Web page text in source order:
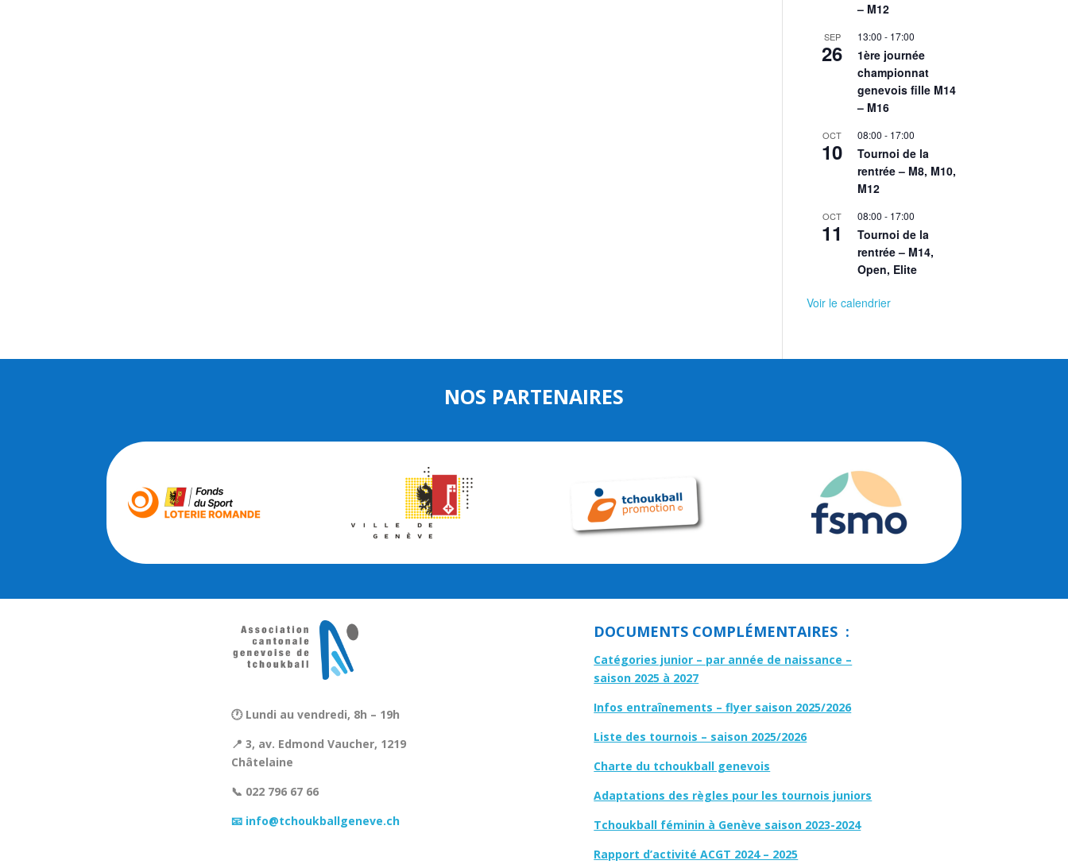
– M12
SEP
26
13:00 - 17:00
1ère journée
championnat
genevois fille M14
– M16
OCT
10
08:00 - 17:00
Tournoi de la
rentrée – M8, M10,
M12
OCT
11
08:00 - 17:00
Tournoi de la
rentrée – M14,
Open, Elite
Voir le calendrier
NOS PARTENAIRES
🕐 Lundi au vendredi, 8h – 19h
📍 3, av. Edmond Vaucher, 1219
Châtelaine
📞 022 796 67 66
📧 info@tchoukballgeneve.ch
DOCUMENTS COMPLÉMENTAIRES :
Catégories junior – par année de naissance –
saison 2025 à 2027
Infos entraînements – flyer saison 2025/2026
Liste des tournois – saison 2025/2026
Charte du tchoukball genevois
Adaptations des règles pour les tournois juniors
Tchoukball féminin à Genève saison 2023-2024
Rapport d’activité ACGT 2024 – 2025